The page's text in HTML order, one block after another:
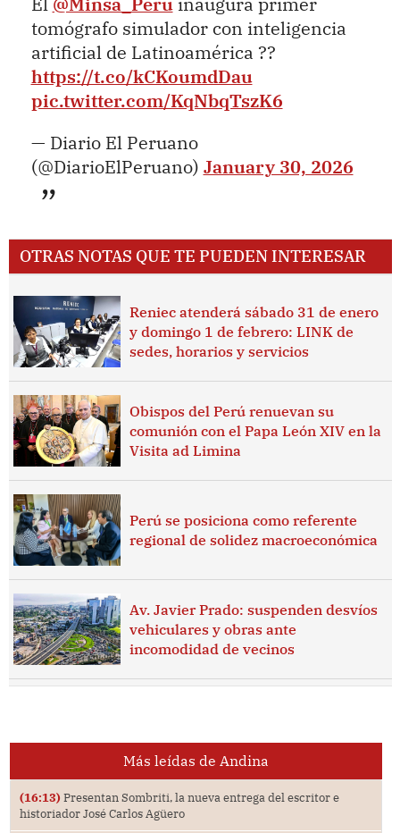
tomógrafo simulador con inteligencia
artificial de Latinoamérica ??
https://t.co/kCKoumdDau
pic.twitter.com/KqNbqTszK6
— Diario El Peruano
(@DiarioElPeruano) January 30, 2026
OTRAS NOTAS QUE TE PUEDEN INTERESAR
Reniec atenderá sábado 31 de enero
y domingo 1 de febrero: LINK de
sedes, horarios y servicios
Obispos del Perú renuevan su
comunión con el Papa León XIV en la
Visita ad Limina
Perú se posiciona como referente
regional de solidez macroeconómica
Av. Javier Prado: suspenden desvíos
vehiculares y obras ante
incomodidad de vecinos
Más leídas de Andina
(16:13) Presentan Sombriti, la nueva entrega del escritor e
historiador José Carlos Agüero